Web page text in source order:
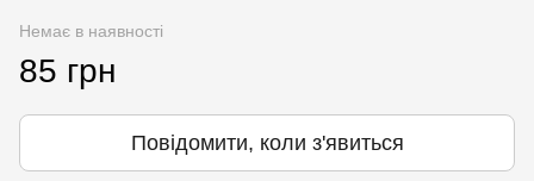
Немає в наявності
85 грн
Повідомити, коли з'явиться